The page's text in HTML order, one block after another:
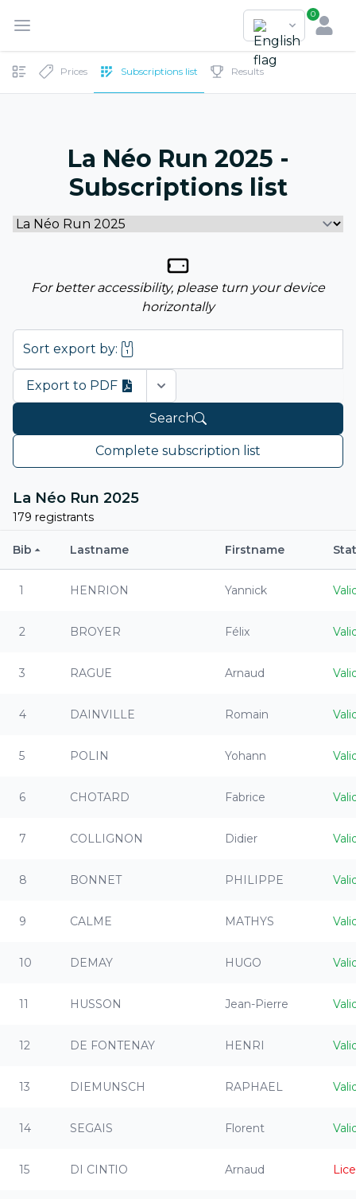
0
Prices Subscriptions list Results
La Néo Run 2025 -
Subscriptions list
For better accessibility, please turn your device
horizontally
Complete subscription list
Search
Export to PDF Open options
Sort export by:
La Néo Run 2025
179 registrants
Bib Lastname Firstname
1 HENRION Yannick
2 BROYER Félix
3 RAGUE Arnaud
4 DAINVILLE Romain
5 POLIN Yohann
6 CHOTARD Fabrice
7 COLLIGNON Didier
8 BONNET PHILIPPE
9 CALME MATHYS
10 DEMAY HUGO
11 HUSSON Jean-Pierre
12 DE FONTENAY HENRI
13 DIEMUNSCH RAPHAEL
14 SEGAIS Florent
15 DI CINTIO Arnaud